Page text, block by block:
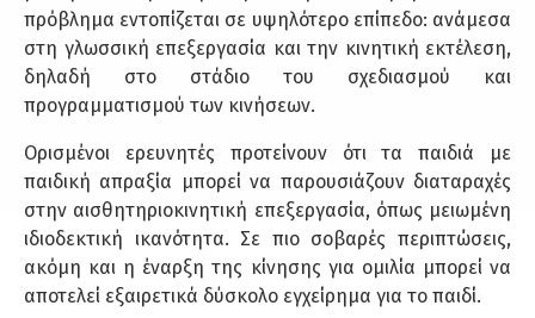
πρόβλημα εντοπίζεται σε υψηλότερο επίπεδο: ανάμεσα
στη γλωσσική επεξεργασία και την κινητική εκτέλεση,
δηλαδή στο στάδιο του σχεδιασμού και
προγραμματισμού των κινήσεων.
Ορισμένοι ερευνητές προτείνουν ότι τα παιδιά με
παιδική απραξία μπορεί να παρουσιάζουν διαταραχές
στην αισθητηριοκινητική επεξεργασία, όπως μειωμένη
ιδιοδεκτική ικανότητα. Σε πιο σοβαρές περιπτώσεις,
ακόμη και η έναρξη της κίνησης για ομιλία μπορεί να
αποτελεί εξαιρετικά δύσκολο εγχείρημα για το παιδί.